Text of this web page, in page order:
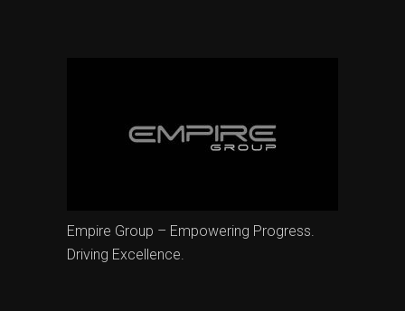
Empire Group – Empowering Progress.
Driving Excellence.